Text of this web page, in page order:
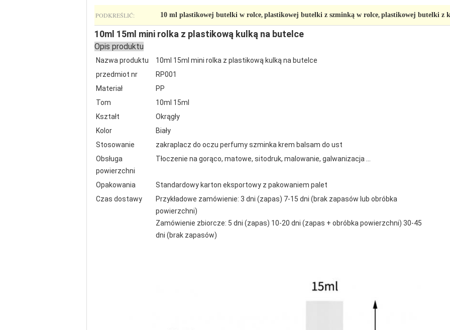
PODKREŚLIĆ: 10 ml plastikowej butelki w rolce, plastikowej butelki z szminką w rolce, plastikowej butelki z
10ml 15ml mini rolka z plastikową kulką na butelce
Opis produktu
Nazwa produktu
10ml 15ml mini rolka z plastikową kulką na butelce
przedmiot nr
RP001
Materiał
PP
Tom
10ml 15ml
Kształt
Okrągły
Kolor
Biały
Stosowanie
zakraplacz do oczu perfumy szminka krem ​​balsam do ust
Obsługa
powierzchni
Tłoczenie na gorąco, matowe, sitodruk, malowanie, galwanizacja ...
Opakowania
Standardowy karton eksportowy z pakowaniem palet
Czas dostawy
Przykładowe zamówienie: 3 dni (zapas) 7-15 dni (brak zapasów lub obróbka
powierzchni)
Zamówienie zbiorcze: 5 dni (zapas) 10-20 dni (zapas + obróbka powierzchni) 30-45
dni (brak zapasów)